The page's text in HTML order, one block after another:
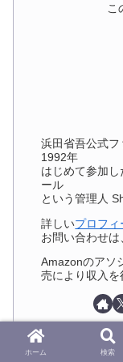
こ
浜田省吾公式フ
1992年
はじめて参加
ール
という管理人
詳しいプロフィ
お問い合わせは
Amazonのアソ
売により収入を
ホーム 検索